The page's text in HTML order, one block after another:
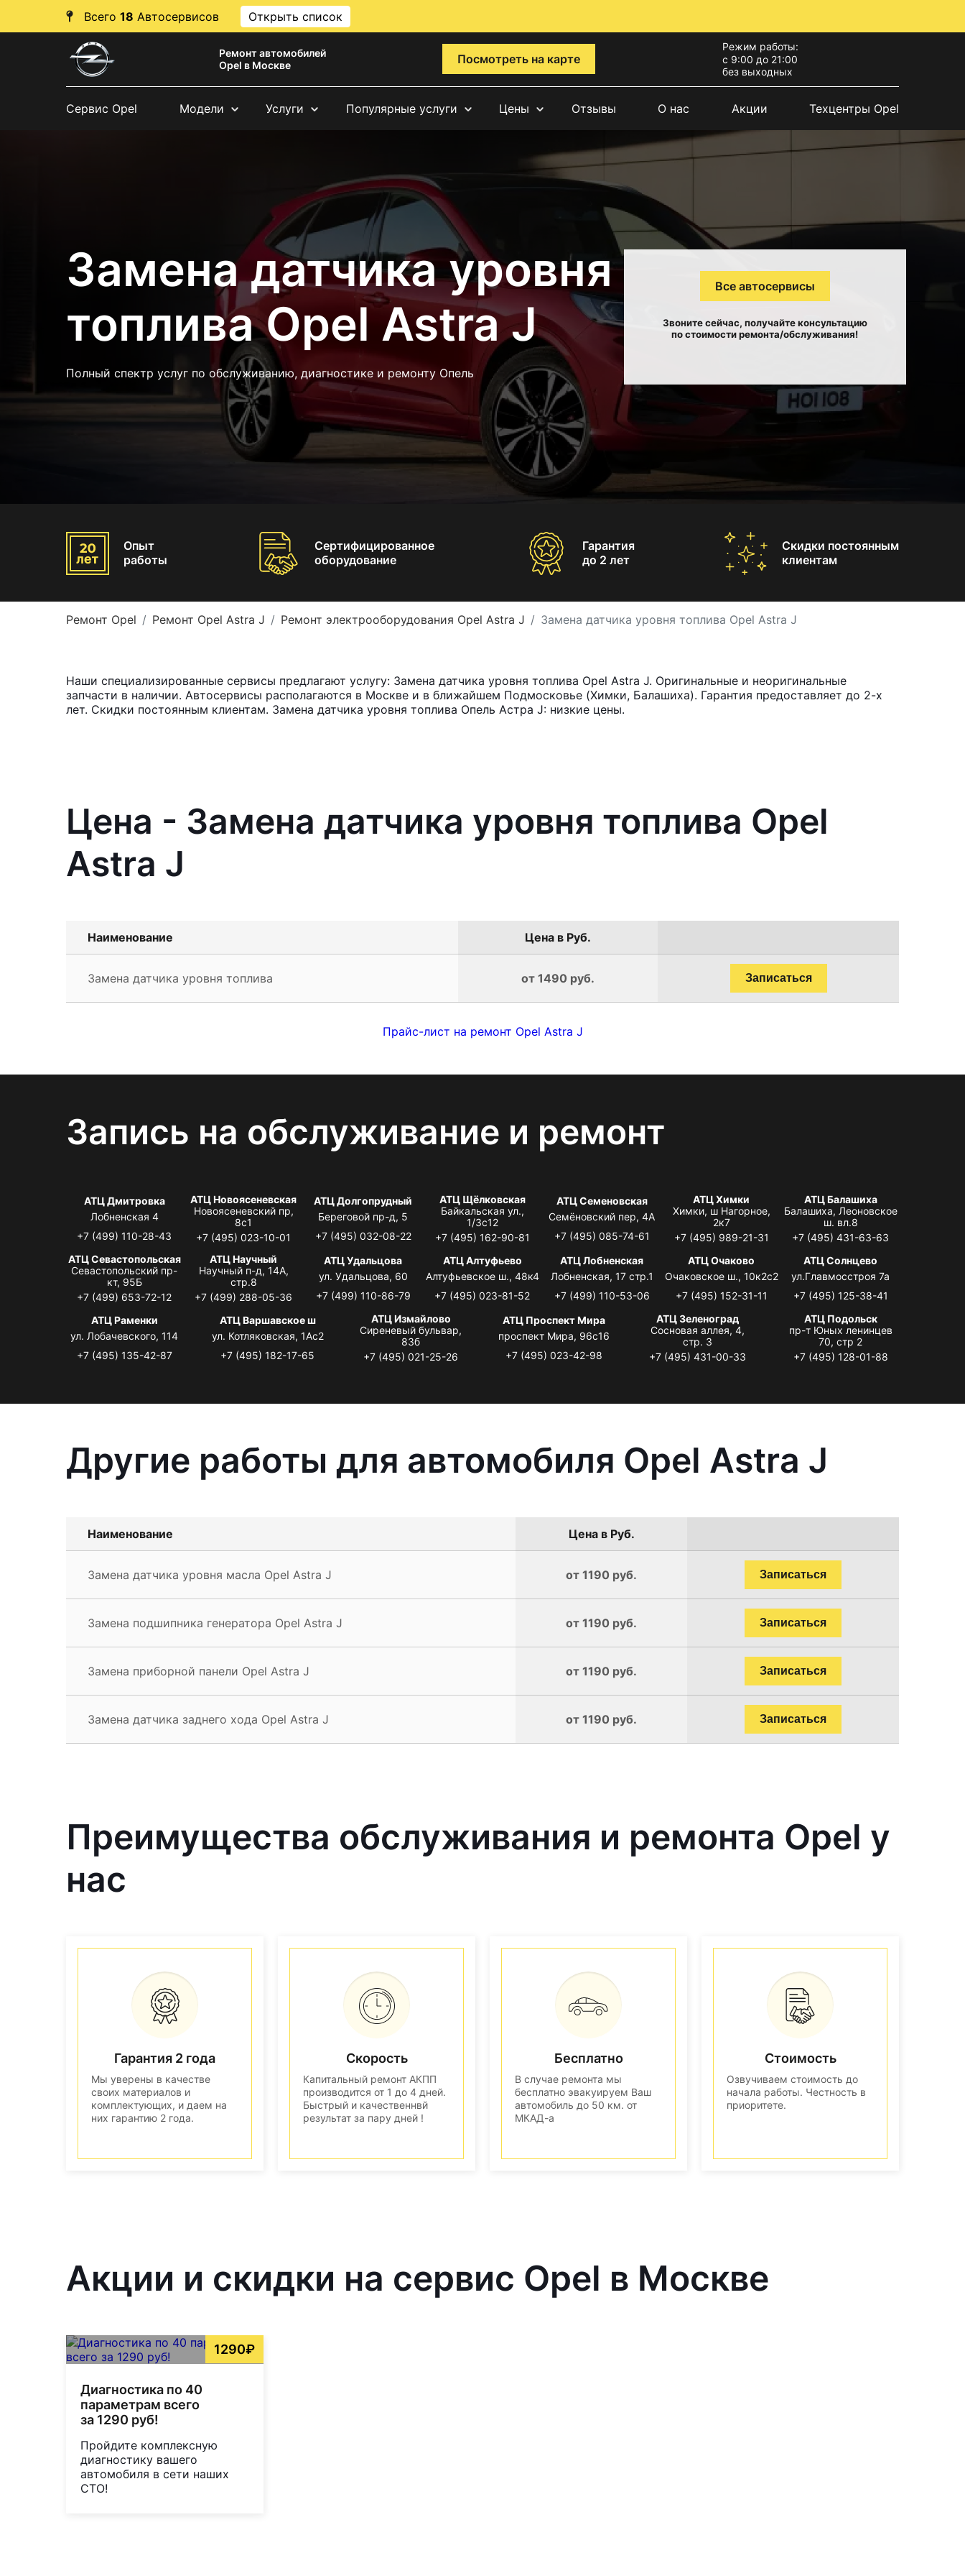
Всего 18 Автосервисов Открыть список
Ремонт автомобилей
Opel в Москве
Посмотреть на карте
Режим работы:
с 9:00 до 21:00
без выходных
Сервис Opel Модели Услуги Популярные услуги Цены Отзывы О нас Акции Техцентры Opel
Замена датчика уровня
топлива Opel Astra J
Полный спектр услуг по обслуживанию, диагностике и ремонту Опель
Все автосервисы
Звоните сейчас, получайте консультацию
по стоимости ремонта/обслуживания!
Опыт
работы
Сертифицированное
оборудование
Гарантия
до 2 лет
Скидки постоянным
клиентам
Ремонт Opel Ремонт Opel Astra J Ремонт электрооборудования Opel Astra J Замена датчика уровня топлива Opel Astra J
Наши специализированные сервисы предлагают услугу: Замена датчика уровня топлива Opel Astra J. Оригинальные и неоригинальные
запчасти в наличии. Автосервисы располагаются в Москве и в ближайшем Подмосковье (Химки, Балашиха). Гарантия предоставляет до 2-х
лет. Скидки постоянным клиентам. Замена датчика уровня топлива Опель Астра J: низкие цены.
Цена - Замена датчика уровня топлива Opel
Astra J
Наименование Цена в Руб.
Замена датчика уровня топлива от 1490 руб. Записаться
Прайс-лист на ремонт Opel Astra J
Запись на обслуживание и ремонт
АТЦ Дмитровка
Лобненская 4
+7 (499) 110-28-43
АТЦ Новоясеневская
Новоясеневский пр,
8с1
+7 (495) 023-10-01
АТЦ Долгопрудный
Береговой пр-д, 5
+7 (495) 032-08-22
АТЦ Щёлковская
Байкальская ул.,
1/3с12
+7 (495) 162-90-81
АТЦ Семеновская
Семёновский пер, 4А
+7 (495) 085-74-61
АТЦ Химки
Химки, ш Нагорное,
2к7
+7 (495) 989-21-31
АТЦ Балашиха
Балашиха, Леоновское
ш. вл.8
+7 (495) 431-63-63
АТЦ Севастопольская
Севастопольский пр-
кт, 95Б
+7 (499) 653-72-12
АТЦ Научный
Научный п-д, 14А,
стр.8
+7 (499) 288-05-36
АТЦ Удальцова
ул. Удальцова, 60
+7 (499) 110-86-79
АТЦ Алтуфьево
Алтуфьевское ш., 48к4
+7 (495) 023-81-52
АТЦ Лобненская
Лобненская, 17 стр.1
+7 (499) 110-53-06
АТЦ Очаково
Очаковское ш., 10к2с2
+7 (495) 152-31-11
АТЦ Солнцево
ул.Главмосстроя 7а
+7 (495) 125-38-41
АТЦ Раменки
ул. Лобачевского, 114
+7 (495) 135-42-87
АТЦ Варшавское ш
ул. Котляковская, 1Ас2
+7 (495) 182-17-65
АТЦ Измайлово
Сиреневый бульвар,
83б
+7 (495) 021-25-26
АТЦ Проспект Мира
проспект Мира, 96с16
+7 (495) 023-42-98
АТЦ Зеленоград
Сосновая аллея, 4,
стр. 3
+7 (495) 431-00-33
АТЦ Подольск
пр-т Юных ленинцев
70, стр 2
+7 (495) 128-01-88
Другие работы для автомобиля Opel Astra J
Наименование Цена в Руб.
Замена датчика уровня масла Opel Astra J от 1190 руб. Записаться
Замена подшипника генератора Opel Astra J от 1190 руб. Записаться
Замена приборной панели Opel Astra J от 1190 руб. Записаться
Замена датчика заднего хода Opel Astra J от 1190 руб. Записаться
Преимущества обслуживания и ремонта Opel у
нас
Гарантия 2 года
Мы уверены в качестве
своих материалов и
комплектующих, и даем на
них гарантию 2 года.
Скорость
Капитальный ремонт АКПП
производится от 1 до 4 дней.
Быстрый и качественнвй
результат за пару дней !
Бесплатно
В случае ремонта мы
бесплатно эвакуируем Ваш
автомобиль до 50 км. от
МКАД-а
Стоимость
Озвучиваем стоимость до
начала работы. Честность в
приоритете.
Акции и скидки на сервис Opel в Москве
1290₽
Диагностика по 40
параметрам всего
за 1290 руб!
Пройдите комплексную
диагностику вашего
автомобиля в сети наших
СТО!